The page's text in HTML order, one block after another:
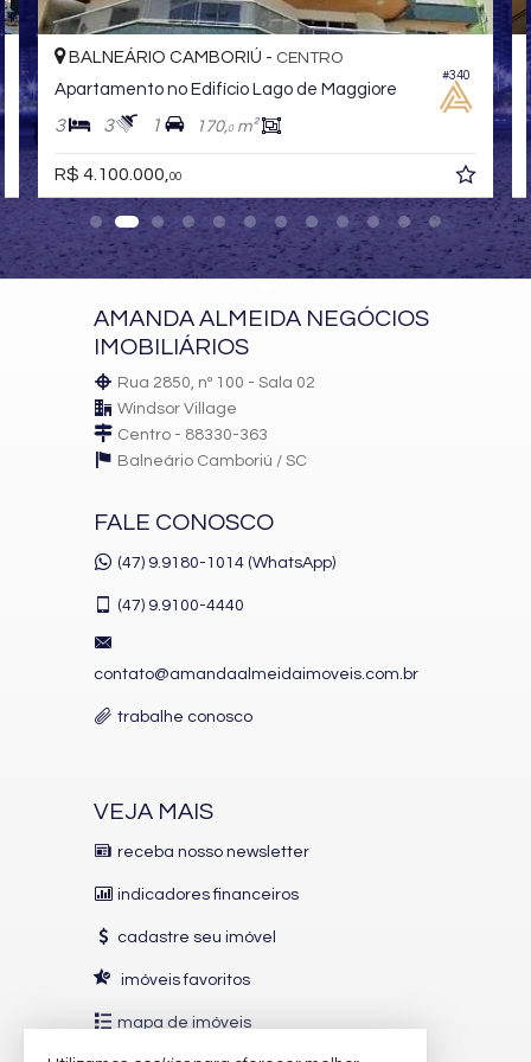
#340
BALNEÁRIO CAMBORIÚ - CENTRO
Apartamento no Edifício Lago de Maggiore
3 3 1 170,0m²
R$ 4.100.000, 00
AMANDA ALMEIDA NEGÓCIOS
IMOBILIÁRIOS
Rua 2850, nº 100 - Sala 02
Windsor Village
Centro - 88330-363
Balneário Camboriú / SC
FALE CONOSCO
(47) 9.9180-1014 (WhatsApp)
(47) 9.9100-4440
contato@amandaalmeidaimoveis.com.br
trabalhe conosco
VEJA MAIS
receba nosso newsletter
indicadores financeiros
cadastre seu imóvel
imóveis favoritos
mapa de imóveis